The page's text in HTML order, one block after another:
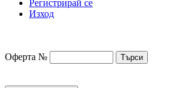
Регистрирай се
Изход
Оферта №